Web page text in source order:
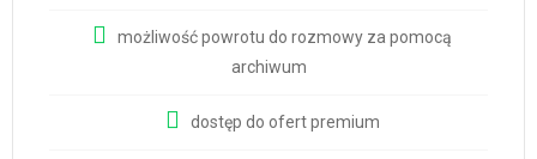
możliwość powrotu do rozmowy za pomocą
archiwum
dostęp do ofert premium